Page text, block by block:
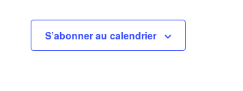
S’abonner au calendrier